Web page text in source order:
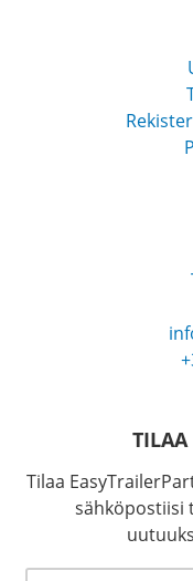
TILAA
Tilaa
sähköpostiisi